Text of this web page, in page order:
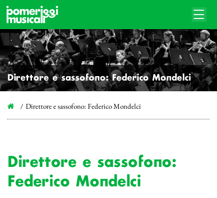
Direttore e sassofono: Federico Mondelci
Direttore e sassofono: Federico Mondelci
Direttore e sassofono:
Federico Mondelci